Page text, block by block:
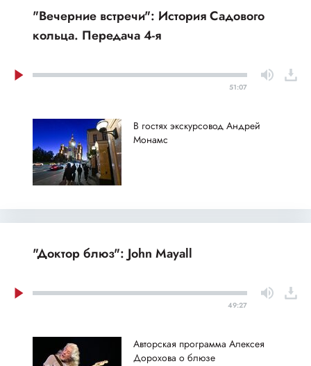
"Вечерние встречи": История Садового
кольца. Передача 4-я
51:07
В гостях экскурсовод Андрей
Монамс
"Доктор блюз": John Mayall
49:27
Авторская программа Алексея
Дорохова о блюзе